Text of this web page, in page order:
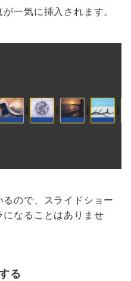
一気に挿入されます。
ので、スライドショー
なることはありませ
る